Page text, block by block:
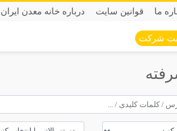
ما قوانین سایت درباره خانه معدن ایران
شرکت